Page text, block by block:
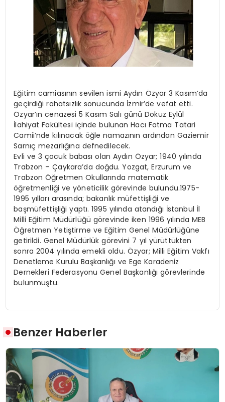
Eğitim camiasının sevilen ismi Aydın Özyar 3 Kasım’da
geçirdiği rahatsızlık sonucunda İzmir’de vefat etti.
Özyar’ın cenazesi 5 Kasım Salı günü Dokuz Eylül
İlahiyat Fakültesi içinde bulunan Hacı Fatma Tatari
Camii’nde kılınacak öğle namazının ardından Gaziemir
Sarnıç mezarlığına defnedilecek.
Evli ve 3 çocuk babası olan Aydın Özyar; 1940 yılında
Trabzon – Çaykara’da doğdu. Yozgat, Erzurum ve
Trabzon Öğretmen Okullarında matematik
öğretmenliği ve yöneticilik görevinde bulundu.1975-
1995 yılları arasında; bakanlık müfettişliği ve
başmüfettişliği yaptı. 1995 yılında atandığı İstanbul İl
Milli Eğitim Müdürlüğü görevinde iken 1996 yılında MEB
Öğretmen Yetiştirme ve Eğitim Genel Müdürlüğüne
getirildi. Genel Müdürlük görevini 7 yıl yürüttükten
sonra 2004 yılında emekli oldu. Özyar; Milli Eğitim Vakfı
Denetleme Kurulu Başkanlığı ve Ege Karadeniz
Dernekleri Federasyonu Genel Başkanlığı görevlerinde
bulunmuştu.
Benzer Haberler